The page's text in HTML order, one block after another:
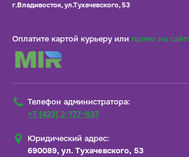
Телефон администратора:
+7 (423) 2-777-637
Юридический адрес:
690089, ул. Тухачевского, 53
г.Владивосток, ул.Тухачевского, 53
Оплатите картой курьеру или прямо на